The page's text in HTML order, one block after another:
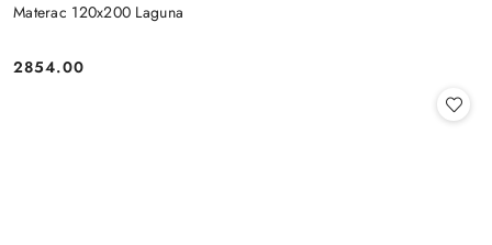
Materac 120x200 Laguna
Cena:
2854.00